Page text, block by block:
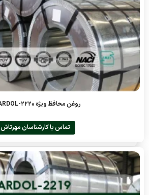
روغن محافظ ویژه GUARDOL-2220
تماس با کارشناسان مهرتاش